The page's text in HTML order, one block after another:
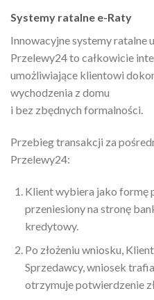
Systemy ratalne e-Raty
Innowacyjne systemy ratalne
Przelewy24 to całkowicie
umożliwiające klientowi
wychodzenia z domu
i bez zbędnych formalności.
Przebieg transakcji za
Przelewy24:
Klient wybiera jako formę
przeniesiony na stronę
kredytowy.
Po złożeniu wniosku,
Sprzedawcy, wniosek
otrzymuje potwierdzenie